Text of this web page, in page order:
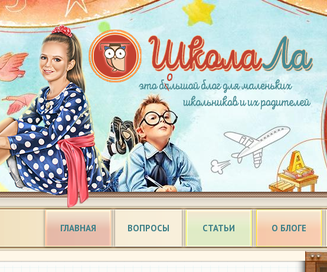
ГЛАВНАЯ ВОПРОСЫ СТАТЬИ О БЛОГЕ